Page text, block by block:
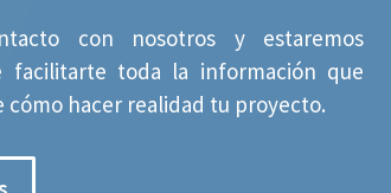
con nosotros y estaremos
facilitarte toda la información que
cómo hacer realidad tu proyecto.